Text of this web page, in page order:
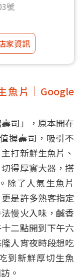
號
家資訊
魚片｜Google
司」，原本開在
握壽司，吸引不
打新鮮生魚片、
得厚實大器，搭
除了人氣生魚片
是許多熟客指定
慢火入味，鹹香
二點開到下午六
人宵夜時段想吃
到新鮮厚切生魚
。